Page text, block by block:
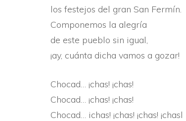
los festejos del gran San Fermí­n.
Componemos la alegrí­a
de este pueblo sin igual,
¡ay, cuánta dicha vamos a gozar!
Chocad… ¡chas! ¡chas!
Chocad… ¡chas! ¡chas!
Chocad… ichas! ¡chas! ¡chas! ¡chasl